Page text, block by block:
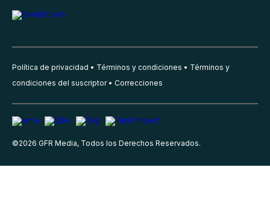
Política de privacidad Términos y condiciones
Términos y
condiciones del suscriptor
Correcciones
©2026 GFR Media, Todos los Derechos Reservados.